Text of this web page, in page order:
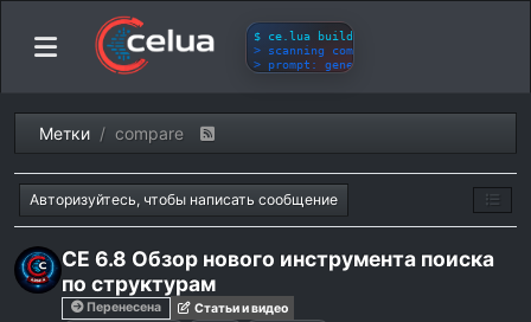
Метки compare
Авторизуйтесь, чтобы написать сообщение
CE 6.8 Обзор нового инструмента поиска
по структурам
Перенесена Статьи и видео